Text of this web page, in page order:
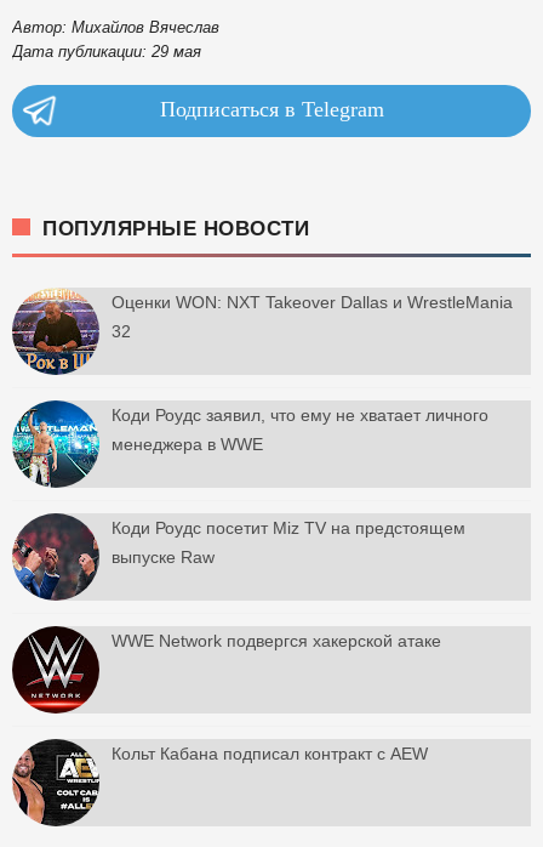
Автор: Михайлов Вячеслав
Дата публикации: 29 мая
Подписаться в Telegram
ПОПУЛЯРНЫЕ НОВОСТИ
Оценки WON: NXT Takeover Dallas и WrestleMania
32
Коди Роудс заявил, что ему не хватает личного
менеджера в WWE
Коди Роудс посетит Miz TV на предстоящем
выпуске Raw
WWE Network подвергся хакерской атаке
Кольт Кабана подписал контракт с AEW